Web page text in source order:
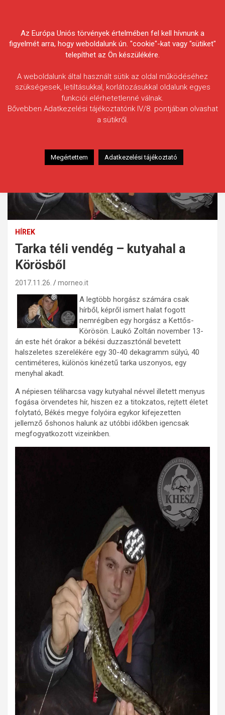
Egyesületek Szövetsége
HÍREK
Tarka téli vendég – kutyahal a
Körösből
2017.11.26. morneo.it
A legtöbb horgász számára csak
hírből, képről ismert halat fogott
nemrégiben egy horgász a Kettős-
Körösön. Laukó Zoltán november 13-
án este hét órakor a békési duzzasztónál bevetett
halszeletes szerelékére egy 30-40 dekagramm súlyú, 40
centiméteres, különös kinézetű tarka uszonyos, egy
menyhal akadt.
A népiesen téliharcsa vagy kutyahal névvel illetett menyus
fogása örvendetes hír, hiszen ez a titokzatos, rejtett életet
folytató, Békés megye folyóira egykor kifejezetten
jellemző őshonos halunk az utóbbi időkben igencsak
megfogyatkozott vizeinkben.
Az Európa Uniós törvények értelmében fel kell hívnunk a
figyelmét arra, hogy weboldalunk ún. "cookie"-kat vagy "sütiket"
telepíthet az Ön készülékére.
A weboldalunk által használt sütik az oldal működéséhez
szükségesek, letiltásukkal, korlátozásukkal oldalunk egyes
funkciói elérhetetlenné válnak.
Bővebben Adatkezelési tájékoztatónk IV/8. pontjában olvashat
a sütikről.
Megértettem Adatkezelési tájékoztató